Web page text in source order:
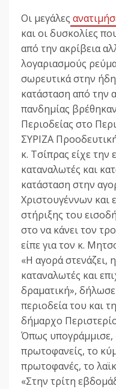
Οι μεγάλες
και οι δυσκολίες
από την ακρίβεια
λογαριασμούς
σωρευτικά στην
κατάσταση από την
πανδημίας
Περιοδείας στο
ΣΥΡΙΖΑ
κ. Τσίπρας είχε την
καταναλωτές και
κατάσταση στην
Χριστουγέννων και
στήριξης του
στο να κάνει τον
είπε για τον κ.
«Η αγορά στενάζει,
καταναλωτές και
δραματική»,
περιοδεία του και
δήμαρχο
Όπως υπογράμμισε,
πρωτοφανείς, το
πρωτοφανές, το
«Στην τρίτη